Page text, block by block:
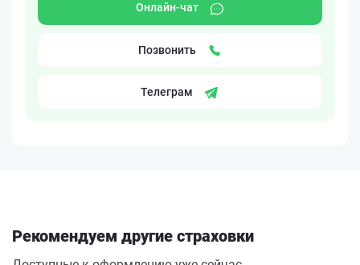
Онлайн-чат
Позвонить
Телеграм
Рекомендуем другие страховки